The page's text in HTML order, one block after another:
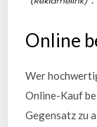
Online
Wer
Online-Kauf
Gegensatz zu